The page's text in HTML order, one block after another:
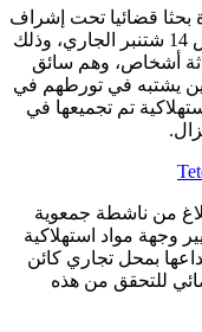
بحثا قضائيا تحت إشراف
النيابة العامة المختصة، صباح اليوم الخميس 14 شتنبر الجاري، وذلك
أشخاص، وهم سائق
يشتبه في تورطهم في
تم تجميعها في
من ناشطة جمعوية
وجهة مواد استهلاكية
بمحل تجاري كائن
للتحقق من هذه